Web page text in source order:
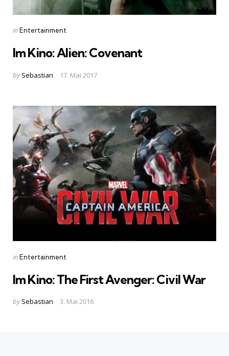
Categories
Posted
inEntertainment
Im Kino: Alien: Covenant
Posted
by Sebastian 17. Mai 2017
Categories
Posted
inEntertainment
Im Kino: The First Avenger: Civil War
Posted
by Sebastian 3. Mai 2016